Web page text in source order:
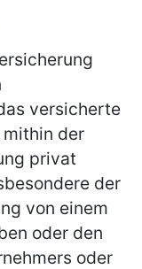
versicherte
der
privat
der
von einem
oder den
oder